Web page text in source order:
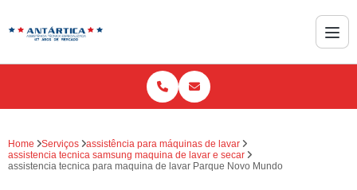
Home Serviços
assistência para máquinas de lavar
assistencia tecnica samsung maquina de lavar e secar
assistencia tecnica para maquina de lavar Parque Novo Mundo